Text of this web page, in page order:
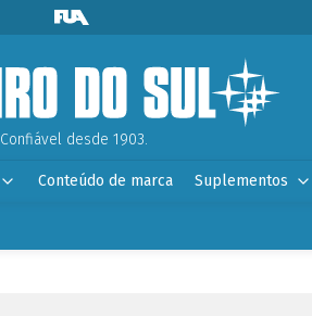
Confiável desde 1903.
Conteúdo de marca Suplementos